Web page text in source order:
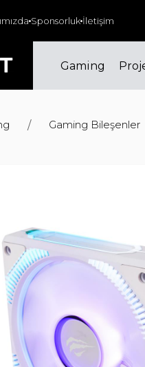
Sponsorluk İletişim
buluşuyor muyuz?
Gaming
Gaming Bileşenler